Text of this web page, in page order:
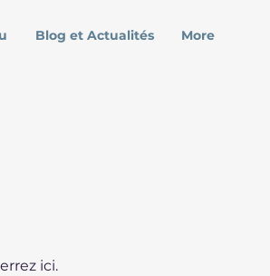
Blog et Actualités More
ici.